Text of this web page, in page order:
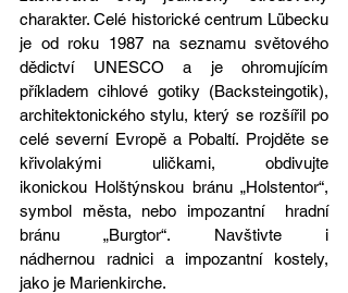
charakter. Celé historické centrum Lübecku
je od roku 1987 na seznamu světového
dědictví UNESCO a je ohromujícím
příkladem cihlové gotiky (Backsteingotik),
architektonického stylu, který se rozšířil po
celé severní Evropě a Pobaltí. Projděte se
křivolakými uličkami, obdivujte
ikonickou Holštýnskou bránu „Holstentor“,
symbol města, nebo impozantní  hradní
bránu „Burgtor“. Navštivte i
nádhernou radnici a impozantní kostely,
jako je Marienkirche.